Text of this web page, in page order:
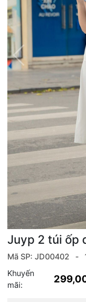
Juyp 2 túi ốp
Mã SP: JD00402 -
Khuyến
mãi: